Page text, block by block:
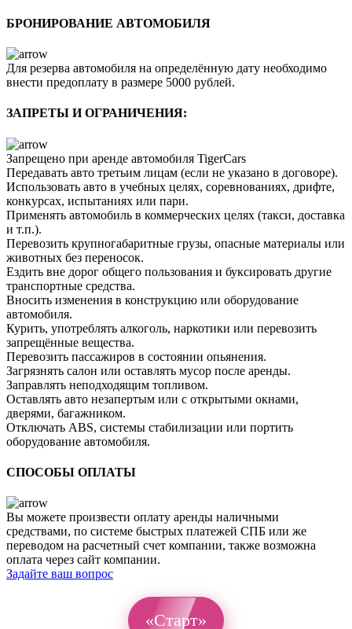
БРОНИРОВАНИЕ АВТОМОБИЛЯ
Для резерва автомобиля на определённую дату необходимо
внести предоплату в размере 5000 рублей.
ЗАПРЕТЫ И ОГРАНИЧЕНИЯ:
Запрещено при аренде автомобиля TigerCars
Передавать авто третьим лицам (если не указано в договоре).
Использовать авто в учебных целях, соревнованиях, дрифте,
конкурсах, испытаниях или пари.
Применять автомобиль в коммерческих целях (такси, доставка
и т.п.).
Перевозить крупногабаритные грузы, опасные материалы или
животных без переносок.
Ездить вне дорог общего пользования и буксировать другие
транспортные средства.
Вносить изменения в конструкцию или оборудование
автомобиля.
Курить, употреблять алкоголь, наркотики или перевозить
запрещённые вещества.
Перевозить пассажиров в состоянии опьянения.
Загрязнять салон или оставлять мусор после аренды.
Заправлять неподходящим топливом.
Оставлять авто незапертым или с открытыми окнами,
дверями, багажником.
Отключать ABS, системы стабилизации или портить
оборудование автомобиля.
СПОСОБЫ ОПЛАТЫ
Вы можете произвести оплату аренды наличными
средствами, по системе быстрых платежей СПБ или же
переводом на расчетный счет компании, также возможна
оплата через сайт компании.
Задайте ваш вопрос
«Старт»